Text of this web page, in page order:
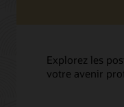
Explorez les
votre avenir